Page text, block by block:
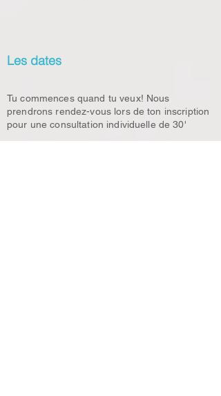
Les dates
Tu commences quand tu veux! Nous
prendrons rendez-vous lors de ton inscription
pour une consultation individuelle de 30'